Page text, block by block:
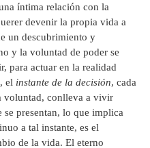
íntima relación con la
devenir la propia vida a
un descubrimiento y
y la voluntad de poder se
para actuar en la realidad
el instante de la decisión, cada
voluntad, conlleva a vivir
presentan, lo que implica
a tal instante, es el
de la vida. El eterno